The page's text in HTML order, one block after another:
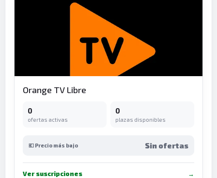
Orange TV Libre
0
ofertas activas
0
plazas disponibles
💶 Precio más bajo Sin ofertas
Ver suscripciones →